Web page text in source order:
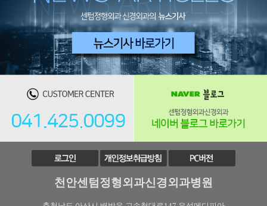
천안센텀정형외과신경외과병원